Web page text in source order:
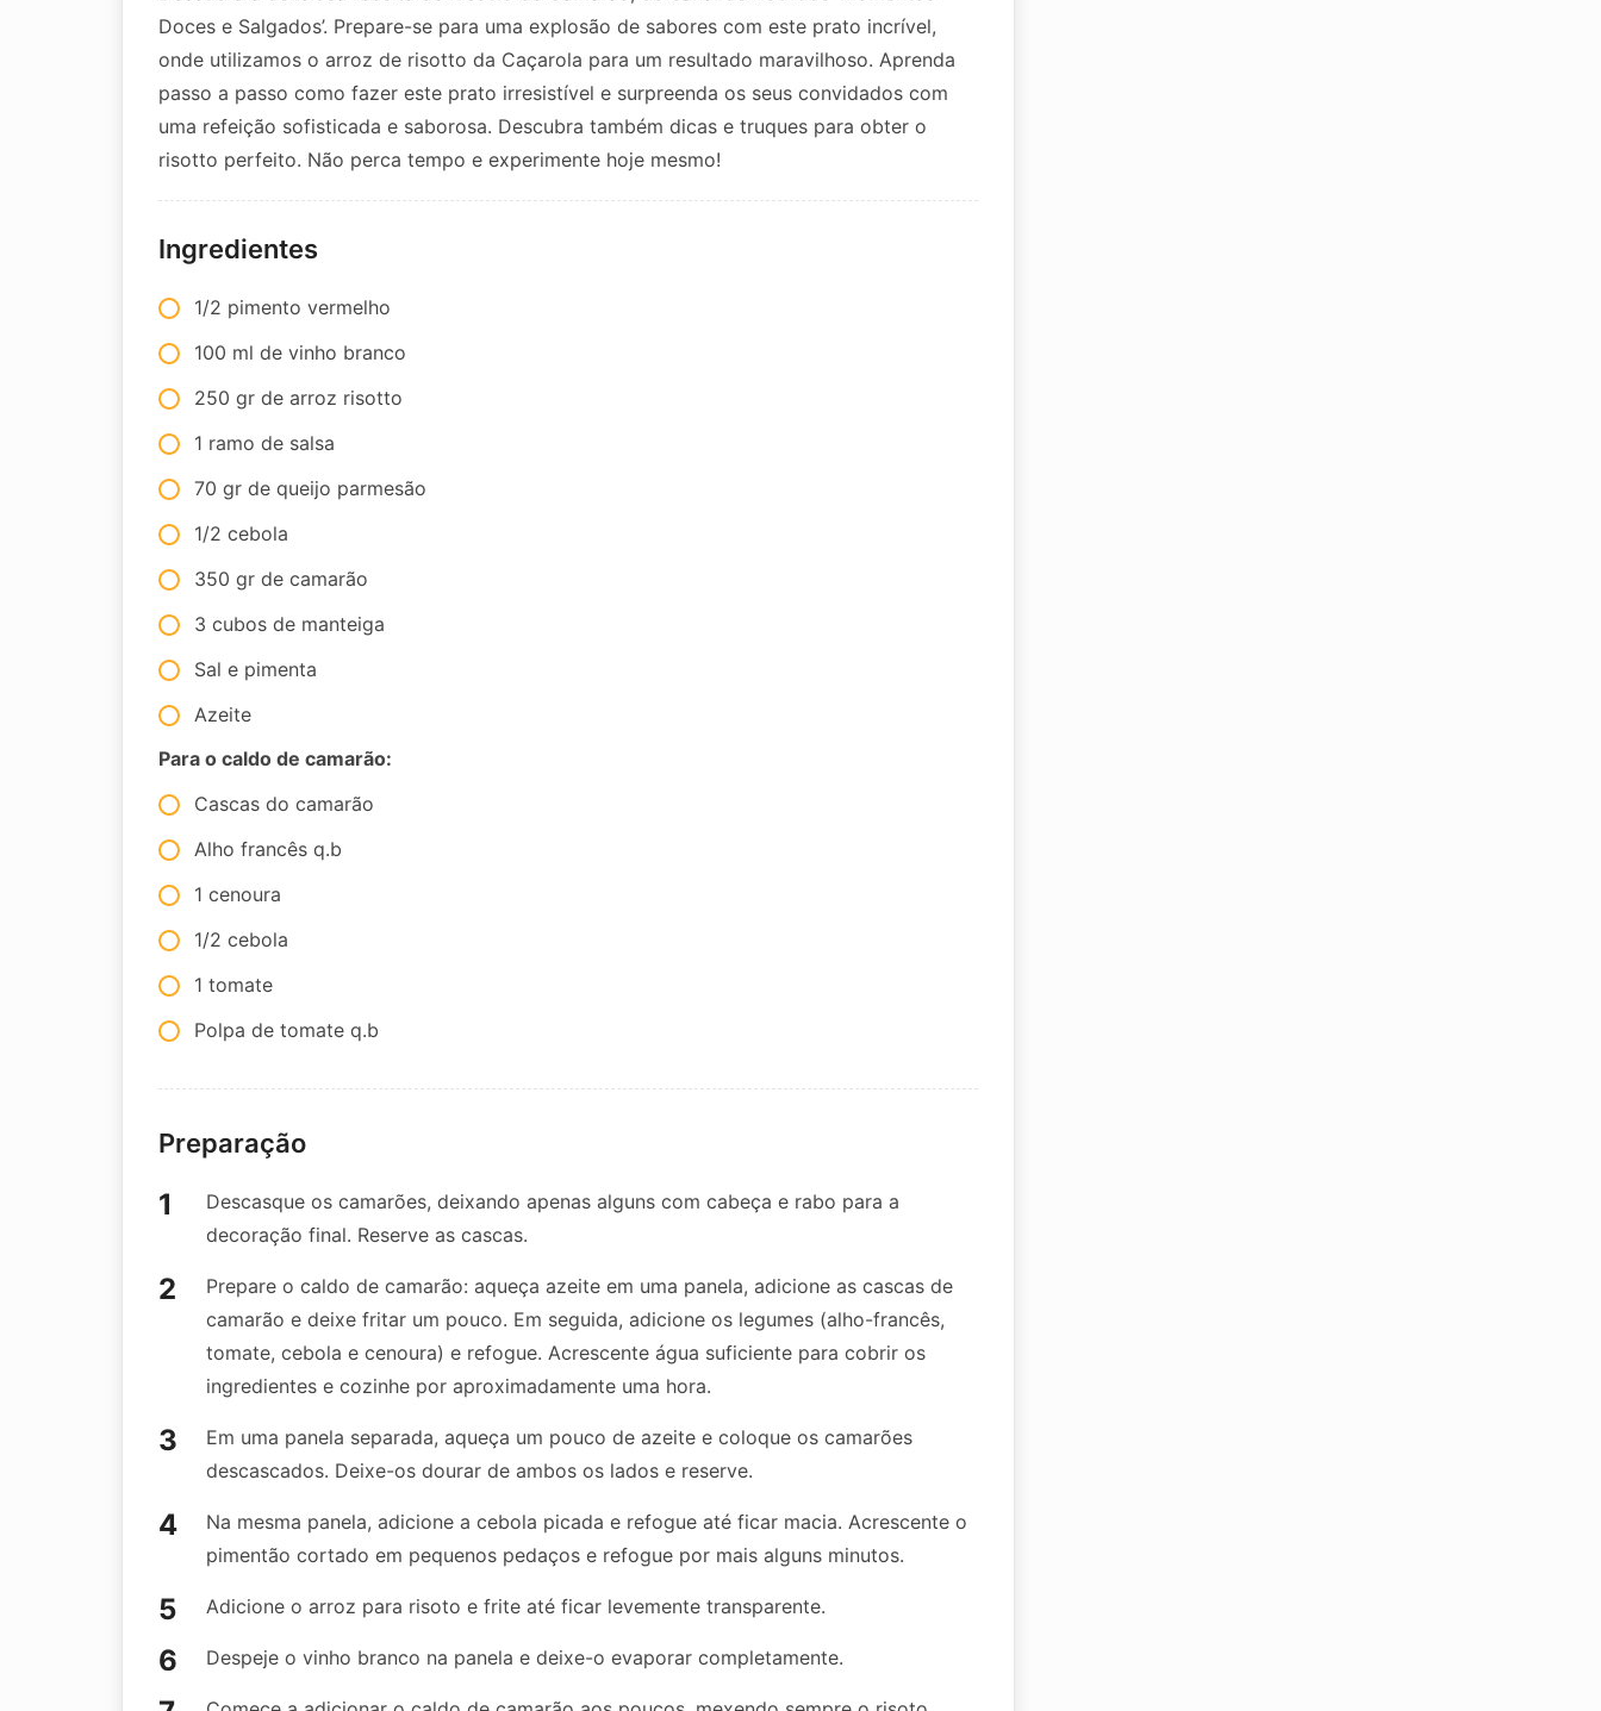
Doces e Salgados’. Prepare-se para uma explosão de sabores com este prato incrível,
onde utilizamos o arroz de risotto da Caçarola para um resultado maravilhoso. Aprenda
passo a passo como fazer este prato irresistível e surpreenda os seus convidados com
uma refeição sofisticada e saborosa. Descubra também dicas e truques para obter o
risotto perfeito. Não perca tempo e experimente hoje mesmo!
Ingredientes
1/2 pimento vermelho
100 ml de vinho branco
250 gr de arroz risotto
1 ramo de salsa
70 gr de queijo parmesão
1/2 cebola
350 gr de camarão
3 cubos de manteiga
Sal e pimenta
Azeite
Para o caldo de camarão:
Cascas do camarão
Alho francês q.b
1 cenoura
1/2 cebola
1 tomate
Polpa de tomate q.b
Preparação
Descasque os camarões, deixando apenas alguns com cabeça e rabo para a
decoração final. Reserve as cascas.
Prepare o caldo de camarão: aqueça azeite em uma panela, adicione as cascas de
camarão e deixe fritar um pouco. Em seguida, adicione os legumes (alho-francês,
tomate, cebola e cenoura) e refogue. Acrescente água suficiente para cobrir os
ingredientes e cozinhe por aproximadamente uma hora.
Em uma panela separada, aqueça um pouco de azeite e coloque os camarões
descascados. Deixe-os dourar de ambos os lados e reserve.
Na mesma panela, adicione a cebola picada e refogue até ficar macia. Acrescente o
pimentão cortado em pequenos pedaços e refogue por mais alguns minutos.
Adicione o arroz para risoto e frite até ficar levemente transparente.
Despeje o vinho branco na panela e deixe-o evaporar completamente.